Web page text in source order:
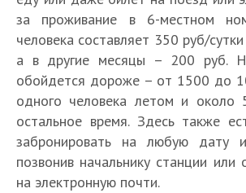
за проживание в 6-местном
человека составляет 350 руб/
а в другие месяцы – 200 руб.
обойдется дороже – от 1500 до
одного человека летом и около
остальное время. Здесь также
забронировать на любую дату
позвонив начальнику станции или
на электронную почти.